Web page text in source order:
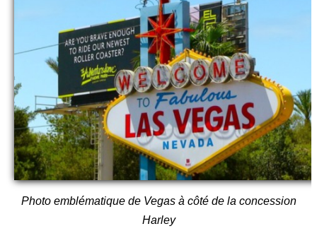
Photo emblématique de Vegas à côté de la concession
Harley